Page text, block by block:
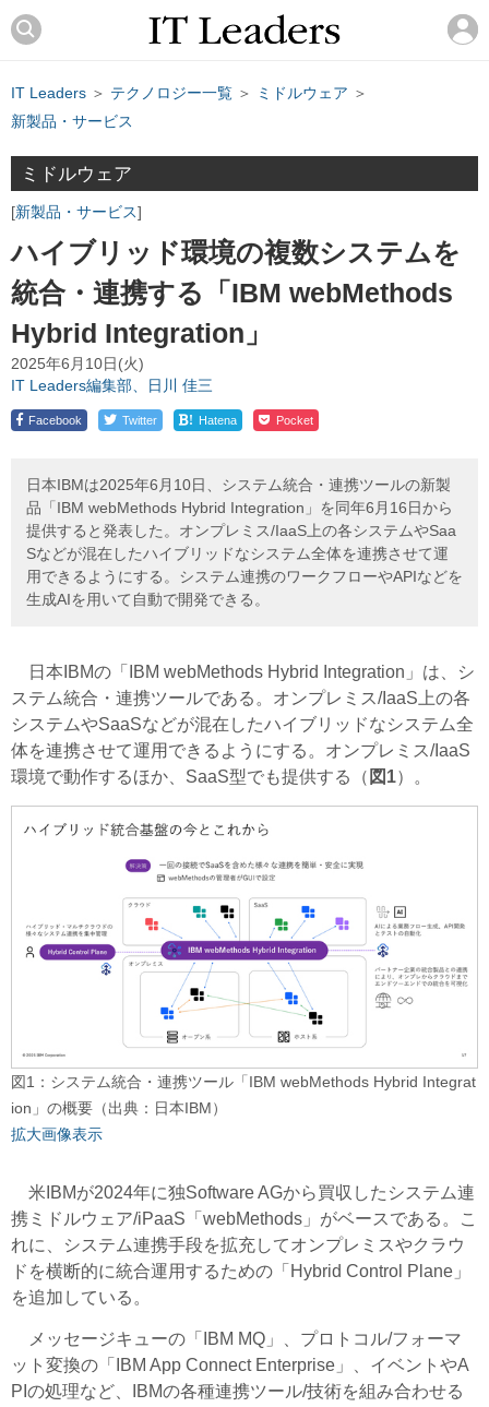
IT Leaders ＞ テクノロジー一覧 ＞ ミドルウェア ＞
新製品・サービス
ミドルウェア
新製品・サービス
ハイブリッド環境の複数システムを
統合・連携する「IBM webMethods
Hybrid Integration」
2025年6月10日(火)
IT Leaders編集部、日川 佳三
Facebook Twitter ! Hatena Pocket
日本IBMは2025年6月10日、システム統合・連携ツールの新製
品「IBM webMethods Hybrid Integration」を同年6月16日から
提供すると発表した。オンプレミス/IaaS上の各システムやSaa
Sなどが混在したハイブリッドなシステム全体を連携させて運
用できるようにする。システム連携のワークフローやAPIなどを
生成AIを用いて自動で開発できる。
日本IBMの「IBM webMethods Hybrid Integration」は、シ
ステム統合・連携ツールである。オンプレミス/IaaS上の各
システムやSaaSなどが混在したハイブリッドなシステム全
体を連携させて運用できるようにする。オンプレミス/IaaS
環境で動作するほか、SaaS型でも提供する（ 図1）。
図1：システム統合・連携ツール「IBM webMethods Hybrid Integrat
ion」の概要（出典：日本IBM）
拡大画像表示
米IBMが2024年に独Software AGから買収したシステム連
携ミドルウェア/iPaaS「webMethods」がベースである。こ
れに、システム連携手段を拡充してオンプレミスやクラウ
ドを横断的に統合運用するための「Hybrid Control Plane」
を追加している。
メッセージキューの「IBM MQ」、プロトコル/フォーマ
ット変換の「IBM App Connect Enterprise」、イベントやA
PIの処理など、IBMの各種連携ツール/技術を組み合わせる